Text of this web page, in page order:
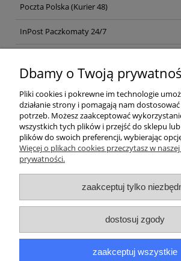
Poczta Polska (Kurier 48)
InPost Paczkomaty 24/7
Pomoc
Moje konto
Płatności i dostawa
Informacje
Dbamy o Twoją
Pliki cookies i pokrewne im technologie
działanie strony i pomagają nam
potrzeb. Możesz zaakceptować
wszystkich tych plików i przejść do sklepu
plików do swoich preferencji, wybierając
Więcej o plikach cookies przeczytasz w
prywatności.
zaakceptuj tylko
dostosuj zgody
zaakceptuj wszystkie